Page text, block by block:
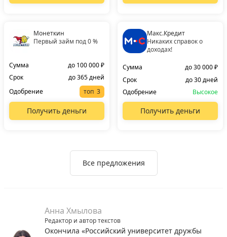
Монеткин
Первый займ под 0 %
Сумма
до 100 000 ₽
Срок
до 365 дней
Одобрение
топ
Получить деньги
Макс.Кредит
Никаких справок о
доходах!
Сумма
до 30 000 ₽
Срок
до 30 дней
Одобрение
Высокое
Получить деньги
Все предложения
Анна Хмылова
Редактор и автор текстов
Окончила «Российский университет дружбы